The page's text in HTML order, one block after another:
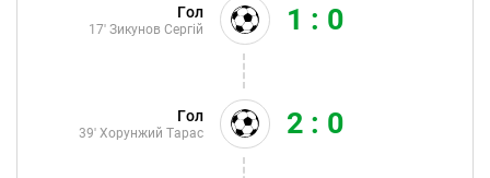
Гол
17'Зикунов Сергій 1 : 0
Гол
39'Хорунжий Тарас 2 : 0